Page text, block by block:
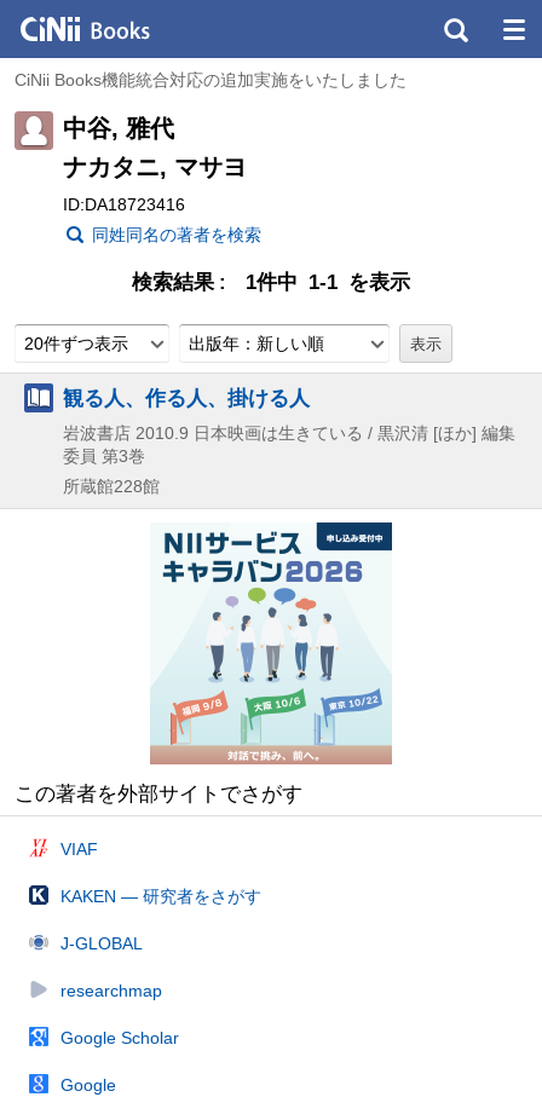
CiNii Books機能統合対応の追加実施をいたしました
中谷, 雅代
ナカタニ, マサヨ
ID:DA18723416
同姓同名の著者を検索
検索結果 1件中 1-1 を表示
20件ずつ表示 出版年：新しい順
観る人、作る人、掛ける人
岩波書店 2010.9 日本映画は生きている / 黒沢清 [ほか] 編集
委員 第3巻
所蔵館228館
この著者を外部サイトでさがす
VIAF
KAKEN — 研究者をさがす
J-GLOBAL
researchmap
Google Scholar
Google